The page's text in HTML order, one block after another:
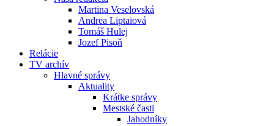
Martina Veselovská
Andrea Liptaiová
Tomáš Hulej
Jozef Pisoň
Relácie
TV archív
Hlavné správy
Aktuality
Krátke správy
Mestské časti
Jahodníky